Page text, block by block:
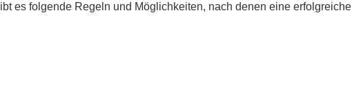
es folgende Regeln und Möglichkeiten, nach denen eine erfolgreiche